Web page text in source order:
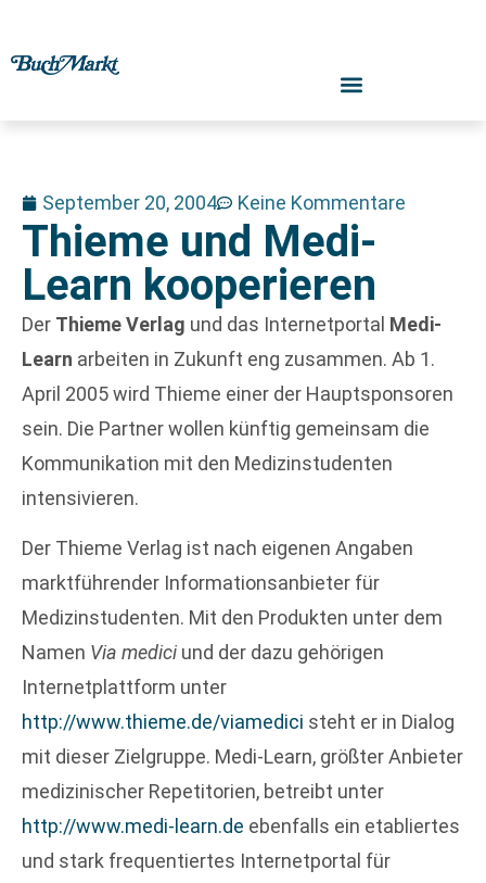
September 20, 2004 Keine Kommentare
Thieme und Medi-
Learn kooperieren
Der Thieme Verlag und das Internetportal Medi-
Learn arbeiten in Zukunft eng zusammen. Ab 1.
April 2005 wird Thieme einer der Hauptsponsoren
sein. Die Partner wollen künftig gemeinsam die
Kommunikation mit den Medizinstudenten
intensivieren.
Der Thieme Verlag ist nach eigenen Angaben
marktführender Informationsanbieter für
Medizinstudenten. Mit den Produkten unter dem
Namen Via mediciund der dazu gehörigen
Internetplattform unter
http://www.thieme.de/viamedici steht er in Dialog
mit dieser Zielgruppe. Medi-Learn, größter Anbieter
medizinischer Repetitorien, betreibt unter
http://www.medi-learn.de ebenfalls ein etabliertes
und stark frequentiertes Internetportal für